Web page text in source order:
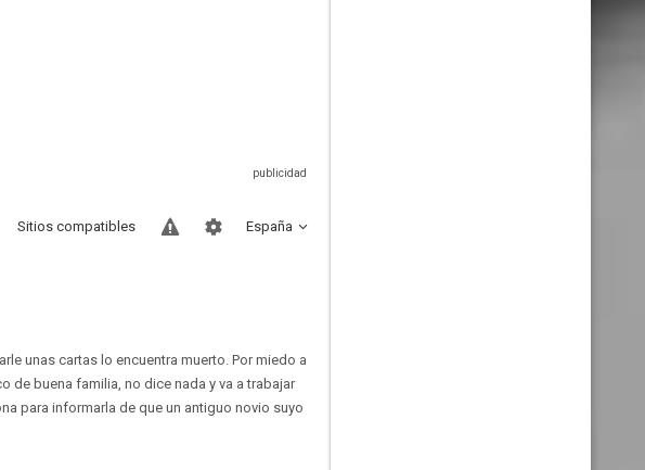
España
Sitios compatibles
unas cartas lo encuentra muerto. Por miedo a
de buena familia, no dice nada y va a trabajar
para informarla de que un antiguo novio suyo